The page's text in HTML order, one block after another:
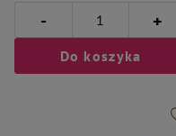
- +
Do koszyka